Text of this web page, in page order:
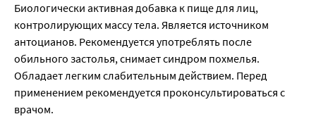
Биологически активная добавка к пище для лиц,
контролирующих массу тела. Является источником
антоцианов. Рекомендуется употреблять после
обильного застолья, снимает синдром похмелья.
Обладает легким слабительным действием. Перед
применением рекомендуется проконсультироваться с
врачом.